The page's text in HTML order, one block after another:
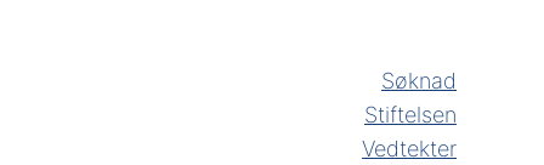
Søknad
Stiftelsen
Vedtekter